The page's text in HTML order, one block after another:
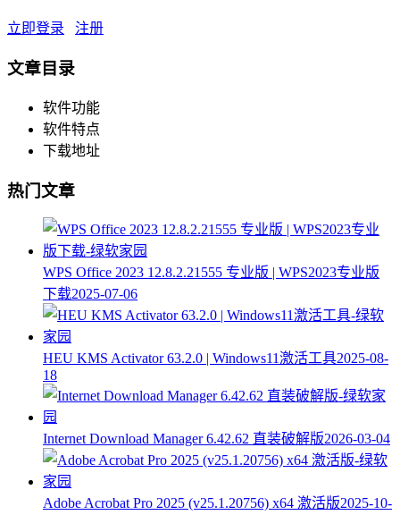
立即登录 注册
文章目录
软件功能
软件特点
下载地址
热门文章
WPS Office 2023 12.8.2.21555 专业版 | WPS2023专业版
下载2025-07-06
HEU KMS Activator 63.2.0 | Windows11激活工具2025-08-
18
Internet Download Manager 6.42.62 直装破解版2026-03-04
Adobe Acrobat Pro 2025 (v25.1.20756) x64 激活版2025-10-